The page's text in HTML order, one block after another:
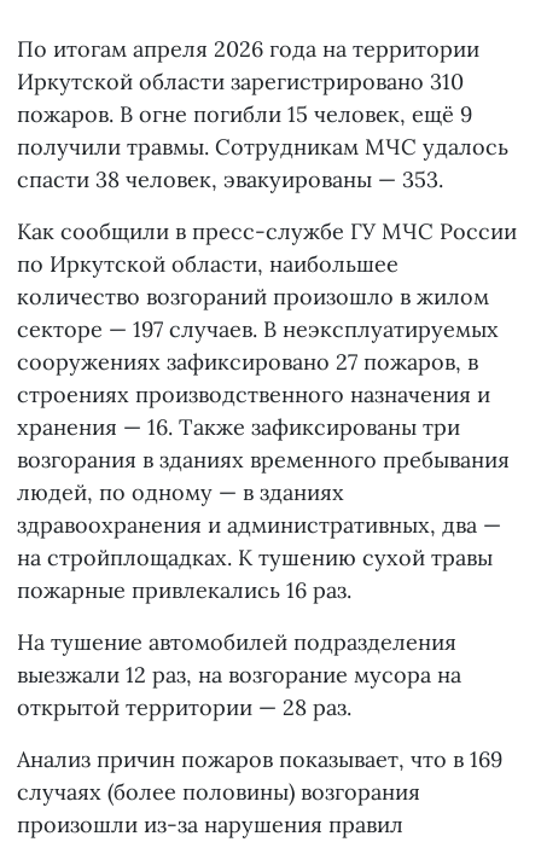
По итогам апреля 2026 года на территории
Иркутской области зарегистрировано 310
пожаров. В огне погибли 15 человек, ещё 9
получили травмы. Сотрудникам МЧС удалось
спасти 38 человек, эвакуированы — 353.
Как сообщили в пресс-службе ГУ МЧС России
по Иркутской области, наибольшее
количество возгораний произошло в жилом
секторе — 197 случаев. В неэксплуатируемых
сооружениях зафиксировано 27 пожаров, в
строениях производственного назначения и
хранения — 16. Также зафиксированы три
возгорания в зданиях временного пребывания
людей, по одному — в зданиях
здравоохранения и административных, два —
на стройплощадках. К тушению сухой травы
пожарные привлекались 16 раз.
На тушение автомобилей подразделения
выезжали 12 раз, на возгорание мусора на
открытой территории — 28 раз.
Анализ причин пожаров показывает, что в 169
случаях (более половины) возгорания
произошли из-за нарушения правил